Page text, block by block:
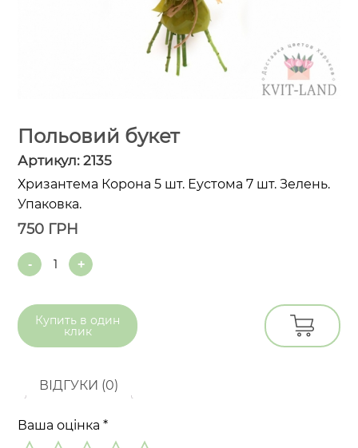
Польовий букет
Артикул:2135
Хризантема Корона 5 шт. Еустома 7 шт. Зелень.
Упаковка.
750 ГРН
Quantity
Купить в один
клик
ВІДГУКИ (0)
Ваша оцінка*